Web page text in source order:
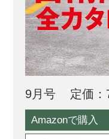
9月号 定価：
Amazonで購入